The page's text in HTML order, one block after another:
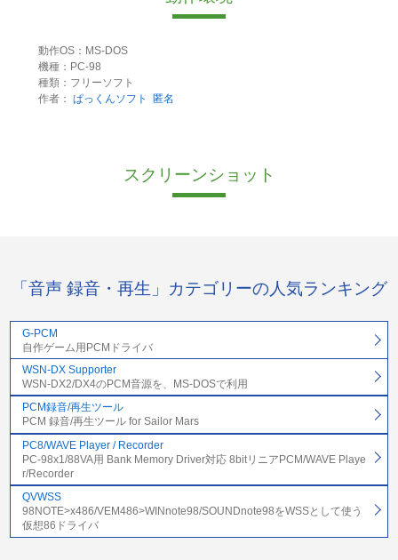
動作OS：MS-DOS
機種：PC-98
種類：フリーソフト
作者： ぱっくんソフト 匿名
スクリーンショット
「音声 録音・再生」カテゴリーの人気ランキング
G-PCM
自作ゲーム用PCMドライバ
WSN-DX Supporter
WSN-DX2/DX4のPCM音源を、MS-DOSで利用
PCM録音/再生ツール
PCM 録音/再生ツール for Sailor Mars
PC8/WAVE Player / Recorder
PC-98x1/88VA用 Bank Memory Driver対応 8bitリニアPCM/WAVE Playe
r/Recorder
QVWSS
98NOTE>x486/VEM486>WINnote98/SOUNDnote98をWSSとして使う
仮想86ドライバ